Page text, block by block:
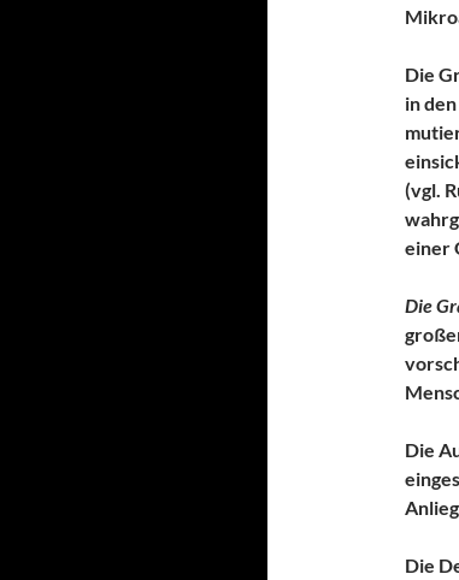
Die
in
(vgl.
einer
Die
Die
Die